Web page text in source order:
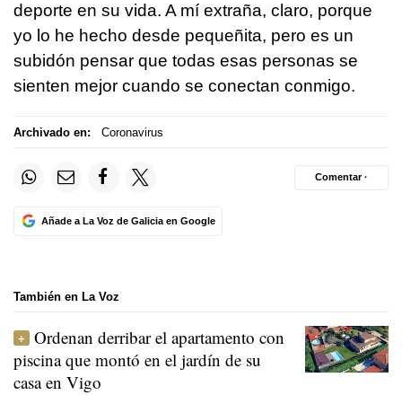
deporte en su vida. A mí extraña, claro, porque
yo lo he hecho desde pequeñita, pero es un
subidón pensar que todas esas personas se
sienten mejor cuando se conectan conmigo.
Archivado en: Coronavirus
Añade a La Voz de Galicia en Google
Comentar ·
También en La Voz
Ordenan derribar el apartamento con
piscina que montó en el jardín de su
casa en Vigo